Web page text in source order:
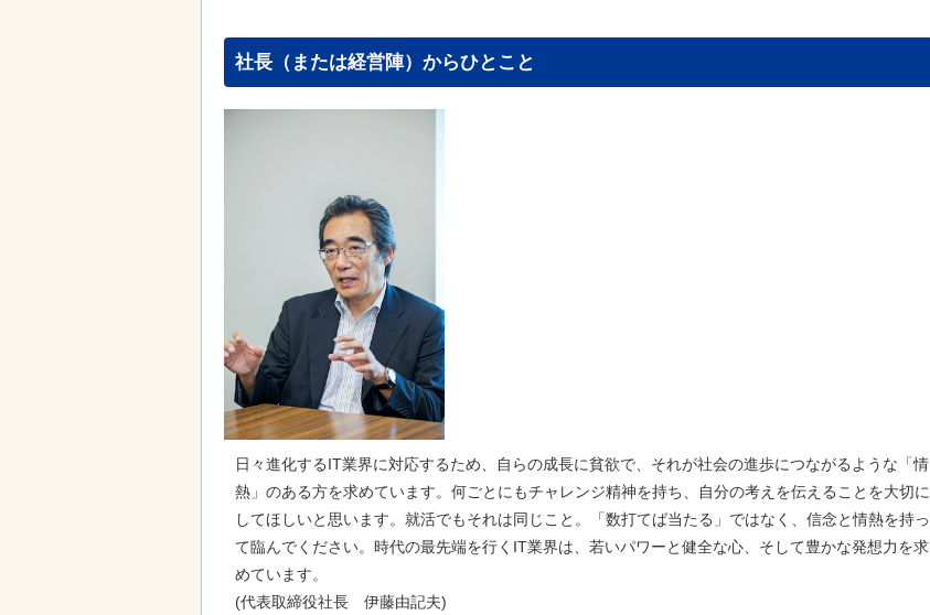
社長（または経営陣）からひとこと
日々進化するIT業界に対応するため、自らの成長に貧欲で、それが社会の進歩につながるような「情
熱」のある方を求めています。何ごとにもチャレンジ精神を持ち、自分の考えを伝えることを大切に
してほしいと思います。就活でもそれは同じこと。「数打てば当たる」ではなく、信念と情熱を持っ
て臨んでください。時代の最先端を行くIT業界は、若いパワーと健全な心、そして豊かな発想力を求
めています。
(代表取締役社長 伊藤由記夫)